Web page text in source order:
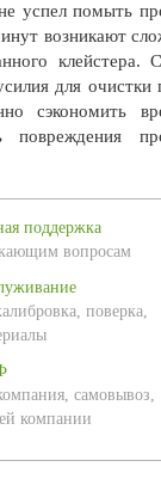
успел помыть
возникают
клейстера.
для очистки
сэкономить
повреждения
поддержка
вопросам
поверка,
самовывоз,
компании